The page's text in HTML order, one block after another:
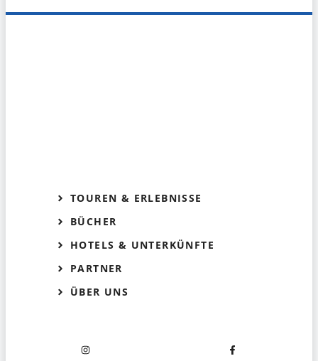
TOUREN & ERLEBNISSE
BÜCHER
HOTELS & UNTERKÜNFTE
PARTNER
ÜBER UNS